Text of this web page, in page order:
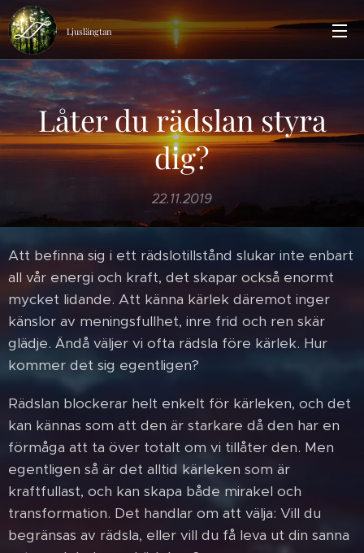
Ljuslängtan
Låter du rädslan styra
dig?
22.11.2019
Att befinna sig i ett rädslotillstånd slukar inte enbart
all vår energi och kraft, det skapar också enormt
mycket lidande. Att känna kärlek däremot inger
känslor av meningsfullhet, inre frid och ren skär
glädje. Ändå väljer vi ofta rädsla före kärlek. Hur
kommer det sig egentligen?
Rädslan blockerar helt enkelt för kärleken, och det
kan kännas som att den är starkare då den har en
förmåga att ta över totalt om vi tillåter den. Men
egentligen så är det alltid kärleken som är
kraftfullast, och kan skapa både mirakel och
transformation. Det handlar om att välja: Vill du
begränsas av rädsla, eller vill du få leva ut din sanna